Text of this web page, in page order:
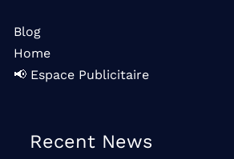
Blog
Home
📢 Espace Publicitaire
Recent News